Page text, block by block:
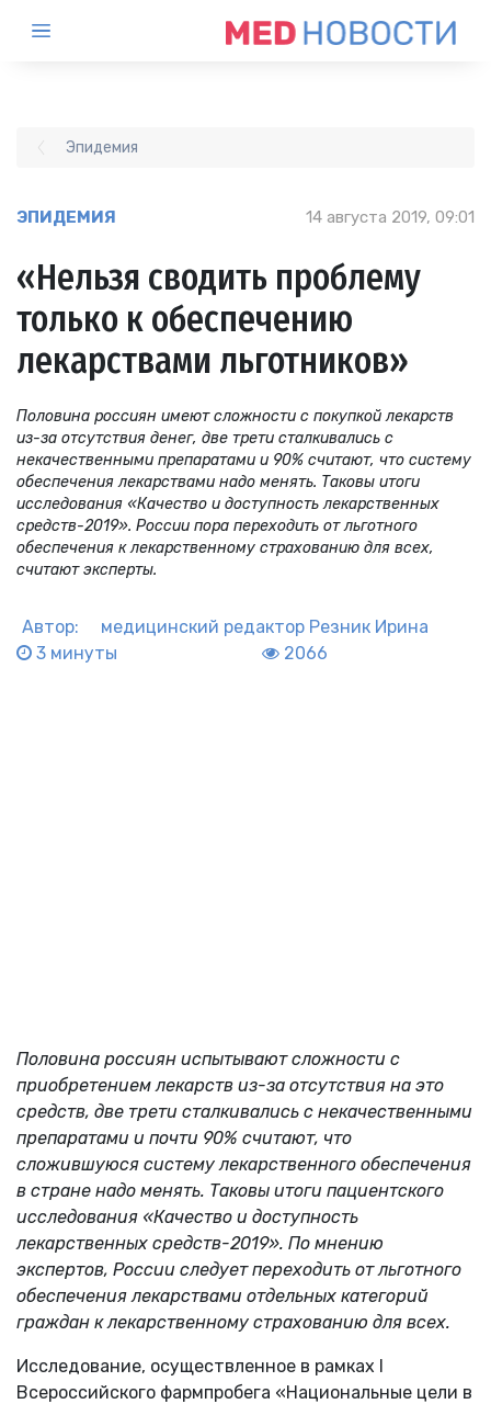
Эпидемия
ЭПИДЕМИЯ 14 августа 2019, 09:01
«Нельзя сводить проблему
только к обеспечению
лекарствами льготников»
Половина россиян имеют сложности с покупкой лекарств
из-за отсутствия денег, две трети сталкивались с
некачественными препаратами и 90% считают, что систему
обеспечения лекарствами надо менять. Таковы итоги
исследования «Качество и доступность лекарственных
средств-2019». России пора переходить от льготного
обеспечения к лекарственному страхованию для всех,
считают эксперты.
Автор: медицинский редактор Резник Ирина
3 минуты
2066
Половина россиян испытывают сложности с
приобретением лекарств из-за отсутствия на это
средств, две трети сталкивались с некачественными
препаратами и почти 90% считают, что
сложившуюся систему лекарственного обеспечения
в стране надо менять. Таковы итоги пациентского
исследования «Качество и доступность
лекарственных средств-2019». По мнению
экспертов, России следует переходить от льготного
обеспечения лекарствами отдельных категорий
граждан к лекарственному страхованию для всех.
Исследование, осуществленное в рамках I
Всероссийского фармпробега «Национальные цели в